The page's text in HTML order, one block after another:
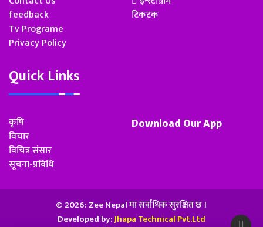
feedback
Tv Programe
Privacy Policy
टिकटक
Quick Links
कृषि
विचार
विचित्र संसार
सूचना-प्रविधि
Download Our App
© 2026: Zee Nepal मा सर्वाधिक सुरक्षित छ ।
Developed by:Jhapa Technical Pvt.Ltd